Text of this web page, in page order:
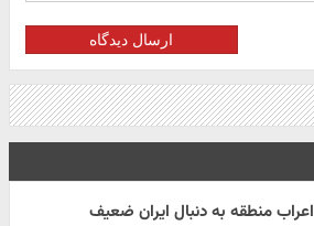
ارسال دیدگاه
اعراب منطقه به دنبال ایران ضعیف